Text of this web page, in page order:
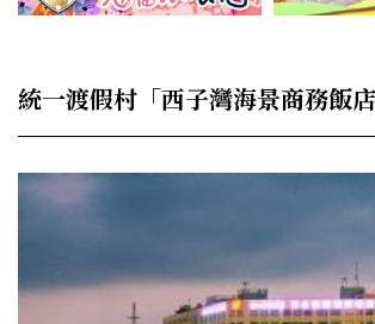
統一渡假村「西子灣海景商務飯店